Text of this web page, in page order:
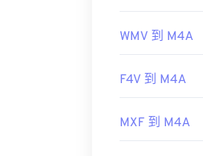
WMV 到 M4A
F4V 到 M4A
MXF 到 M4A